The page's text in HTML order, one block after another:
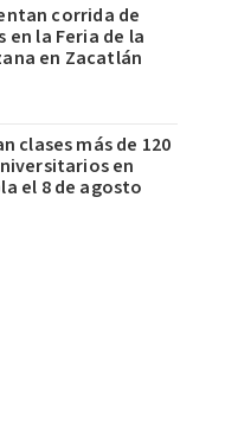
corrida de
en la Feria de la
en Zacatlán
clases más de 120
en
el 8 de agosto